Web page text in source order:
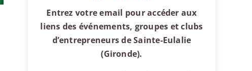
Entrez votre email pour accéder aux
liens des événements, groupes et clubs
d’entrepreneurs de Sainte-Eulalie
(Gironde).